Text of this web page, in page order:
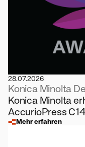
28.07.2026
Konica Minolta
Konica Minolta
AccurioPress
Mehr erfahren